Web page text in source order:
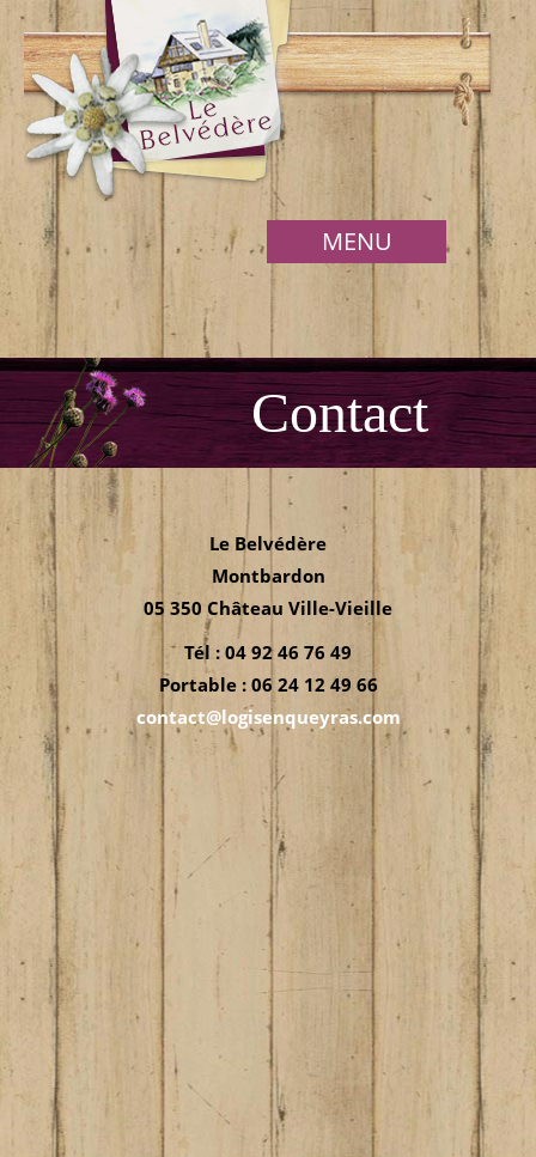
MENU
Contact
Le Belvédère
Montbardon
05 350 Château Ville-Vieille
Tél : 04 92 46 76 49
Portable : 06 24 12 49 66
contact@logisenqueyras.com